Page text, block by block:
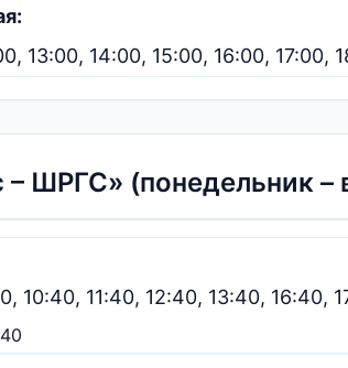
13:00, 14:00, 15:00, 16:00, 17:00,
ШРГС» (понедельник –
10:40, 11:40, 12:40, 13:40, 16:40,